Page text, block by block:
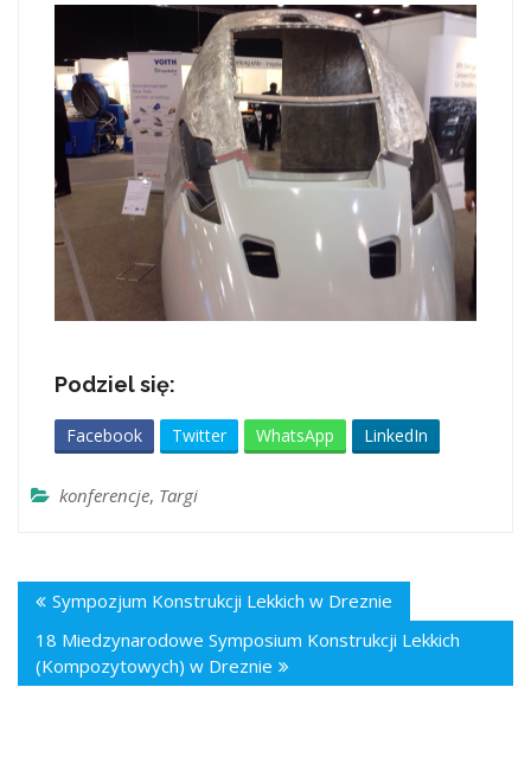
Podziel się:
Facebook Twitter WhatsApp LinkedIn
konferencje, Targi
Sympozjum Konstrukcji Lekkich w Dreznie
18 Miedzynarodowe Symposium Konstrukcji Lekkich
(Kompozytowych) w Dreznie